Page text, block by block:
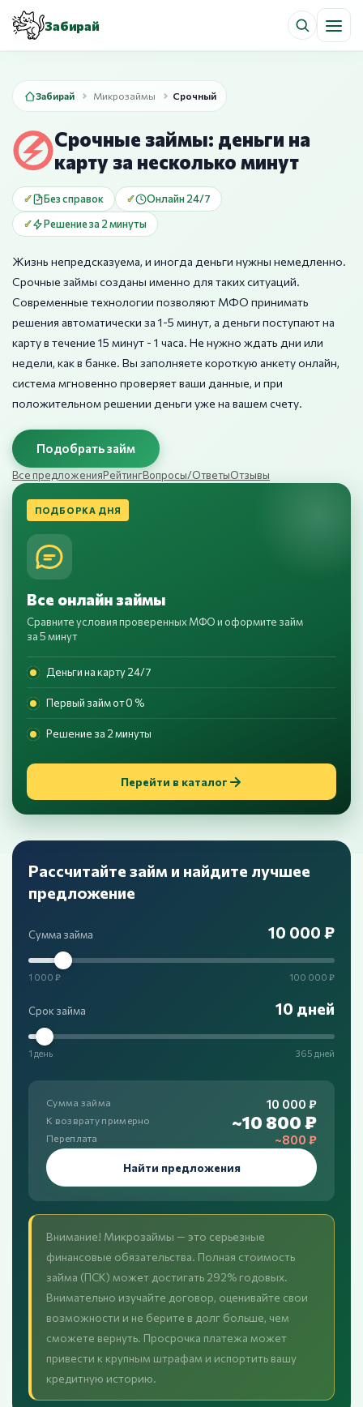
Забирай
Забирай Микрозаймы Срочный
Срочные займы: деньги на
карту за несколько минут
Без справок
Онлайн 24/7
Решение за 2 минуты
Жизнь непредсказуема, и иногда деньги нужны немедленно.
Срочные займы созданы именно для таких ситуаций.
Современные технологии позволяют МФО принимать
решения автоматически за 1-5 минут, а деньги поступают на
карту в течение 15 минут - 1 часа. Не нужно ждать дни или
недели, как в банке. Вы заполняете короткую анкету онлайн,
система мгновенно проверяет ваши данные, и при
положительном решении деньги уже на вашем счету.
Подобрать займ
Все предложенияРейтингВопросы/ОтветыОтзывы
ПОДБОРКА ДНЯ
Все онлайн займы
Сравните условия проверенных МФО и оформите займ
за 5 минут
Деньги на карту 24/7
Первый займ от 0 %
Решение за 2 минуты
Перейти в каталог
Рассчитайте займ и найдите лучшее
предложение
Сумма займа 10 000 ₽
1 000 ₽ 100 000 ₽
Срок займа 10 дней
1 день 365 дней
Сумма займа 10 000 ₽
К возврату примерно ~10 800 ₽
Переплата ~800 ₽
Найти предложения
Внимание! Микрозаймы — это серьезные
финансовые обязательства. Полная стоимость
займа (ПСК) может достигать 292% годовых.
Внимательно изучайте договор, оценивайте свои
возможности и не берите в долг больше, чем
сможете вернуть. Просрочка платежа может
привести к крупным штрафам и испортить вашу
кредитную историю.